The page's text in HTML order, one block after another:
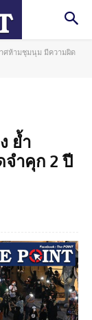
ศห้ามชุมนุม มีความผิด
ย้ำ
ำคุก 2 ปี